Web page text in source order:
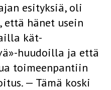
esityksiä, oli
että hänet usein
kät­
huudoilla ja että
toi­meenpantiin
— Tämä koski